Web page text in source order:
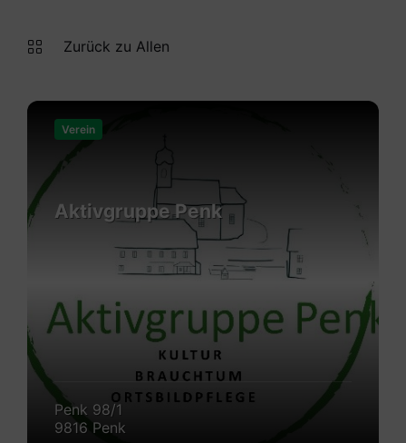
Zurück zu Allen
Verein
Aktivgruppe Penk
Penk 98/1
9816 Penk
Mehr
erfahren